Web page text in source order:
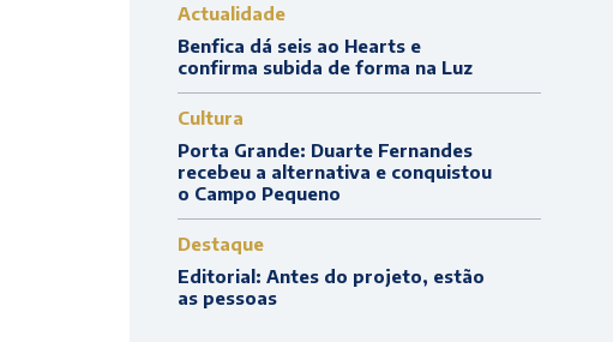
Actualidade
Benfica dá seis ao Hearts e
confirma subida de forma na Luz
Cultura
Porta Grande: Duarte Fernandes
recebeu a alternativa e conquistou
o Campo Pequeno
Destaque
Editorial: Antes do projeto, estão
as pessoas